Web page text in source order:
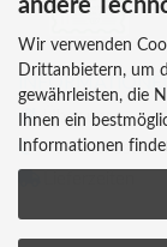
Über uns
Versandkosten
Lieferzeiten
Wir verwenden
Drittanbietern, um
gewährleisten, die
Ihnen ein
Informationen